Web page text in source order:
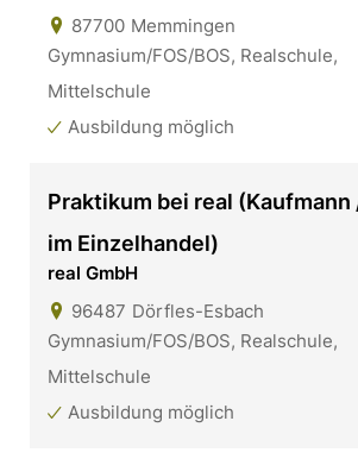
87700 Memmingen
Gymnasium/FOS/BOS, Realschule,
Mittelschule
Ausbildung möglich
Praktikum bei real (Kaufmann
im Einzelhandel)
real GmbH
96487 Dörfles-Esbach
Gymnasium/FOS/BOS, Realschule,
Mittelschule
Ausbildung möglich